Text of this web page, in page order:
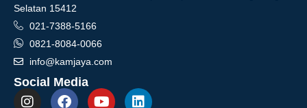
Selatan 15412
021-7388-5166
0821-8084-0066
info@kamjaya.com
Social Media